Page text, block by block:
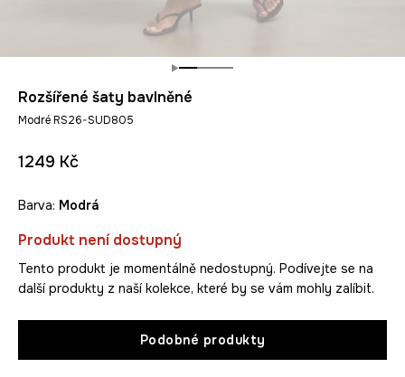
Rozšířené šaty bavlněné
Modré RS26-SUD805
1249 Kč
Barva: modrá
Produkt není dostupný
Tento produkt je momentálně nedostupný. Podívejte se na
další produkty z naší kolekce, které by se vám mohly zalíbit.
Podobné produkty